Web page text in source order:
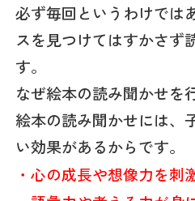
必ず毎回というわけでは
スを見つけてはすかさず
す。
なぜ絵本の読み聞かせを
絵本の読み聞かせには、
い効果があるからです。
・心の成長や想像力を刺